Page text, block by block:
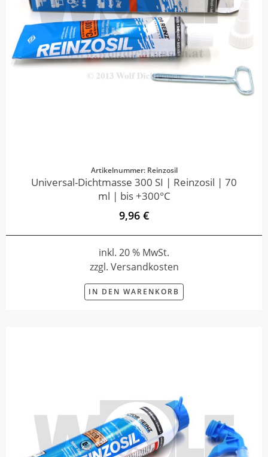
Artikelnummer: Reinzosil
Universal-Dichtmasse 300 SI | Reinzosil | 70
ml | bis +300°C
9,96 €
inkl. 20 % MwSt.
zzgl. Versandkosten
IN DEN WARENKORB